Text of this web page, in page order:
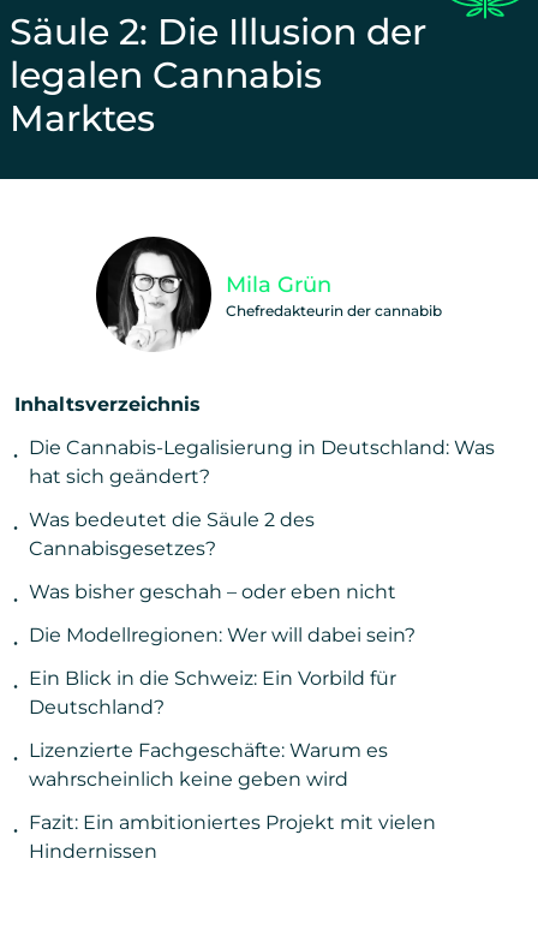
Säule 2: Die Illusion der
legalen Cannabis
Marktes
Inhaltsverzeichnis
Die Cannabis-Legalisierung in Deutschland: Was
hat sich geändert?
Was bedeutet die Säule 2 des
Cannabisgesetzes?
Was bisher geschah – oder eben nicht
Die Modellregionen: Wer will dabei sein?
Ein Blick in die Schweiz: Ein Vorbild für
Deutschland?
Lizenzierte Fachgeschäfte: Warum es
wahrscheinlich keine geben wird
Fazit: Ein ambitioniertes Projekt mit vielen
Hindernissen
Mila Grün
Chefredakteurin der cannabib
Unterstütze unsere Arbeit und teile diesen